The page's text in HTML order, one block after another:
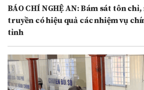
BÁO CHÍ NGHỆ AN: Bám sát tôn
truyền có hiệu quả các nhiệm vụ
tỉnh